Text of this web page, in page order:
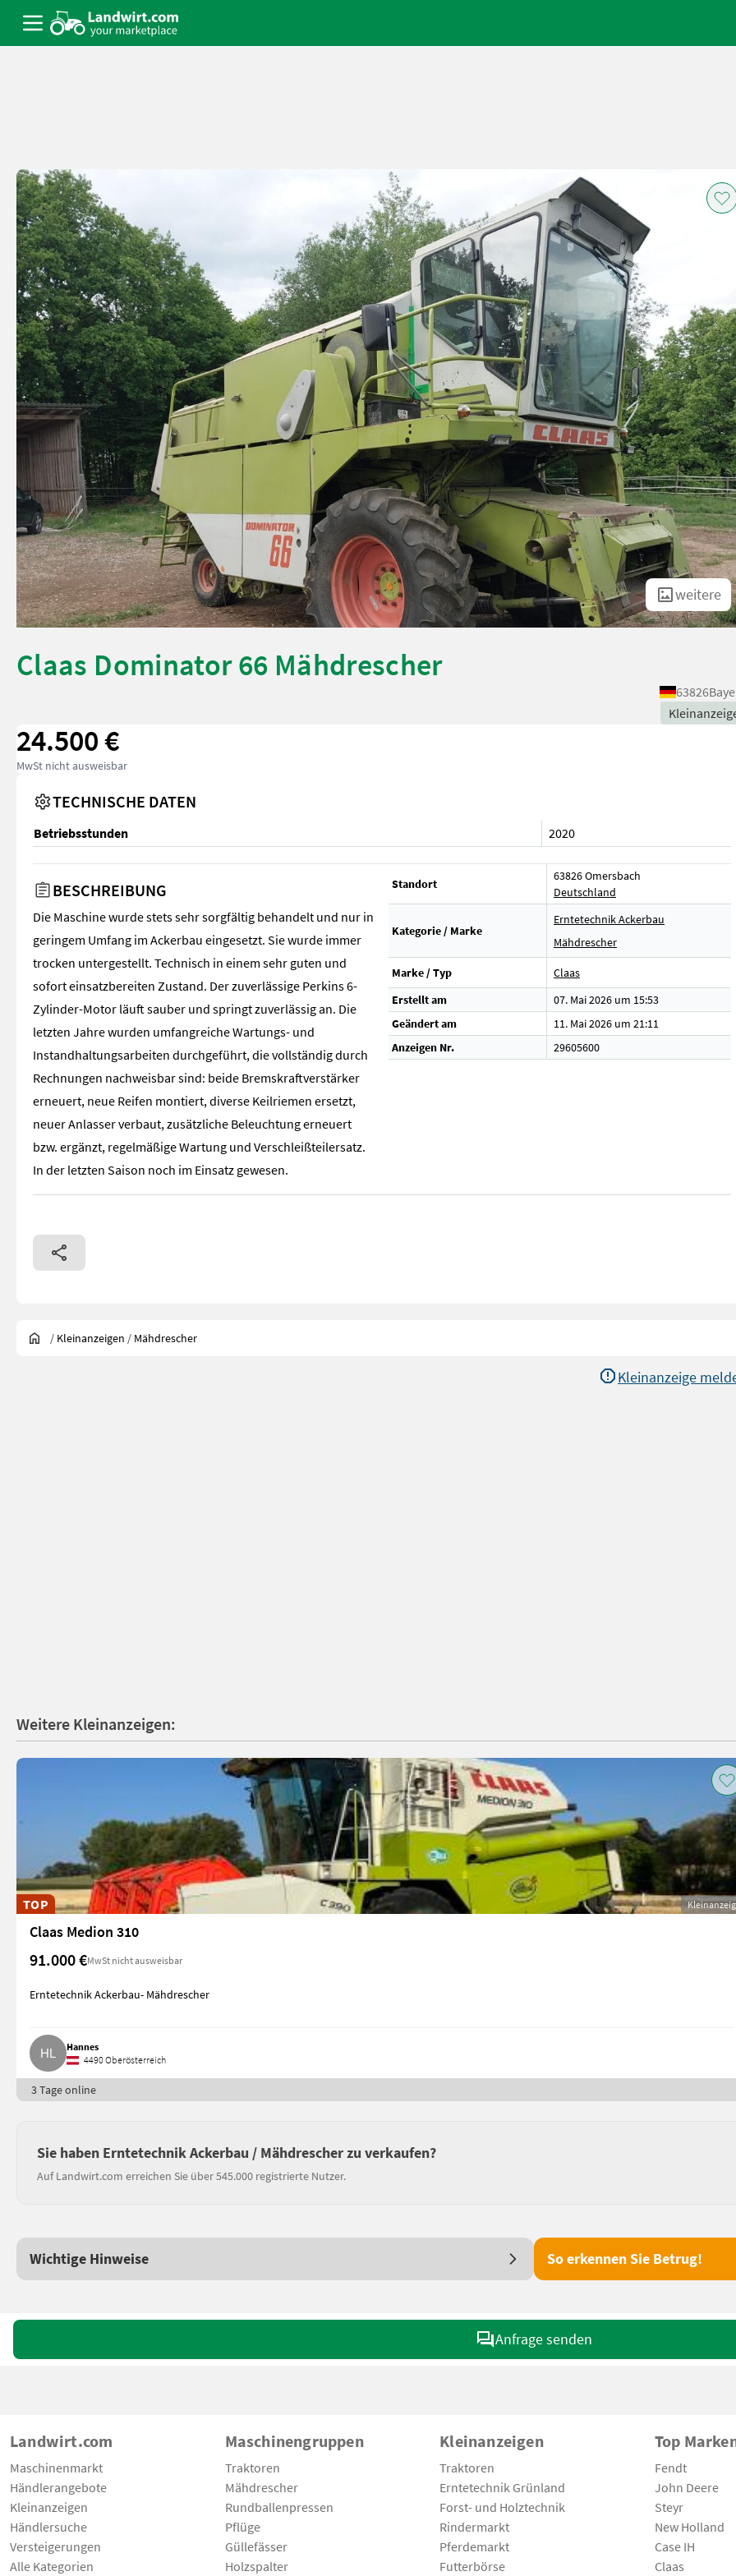
weitere
Claas Dominator 66 Mähdrescher
63826
24.500 €
MwSt nicht ausweisbar
TECHNISCHE DATEN
Betriebsstunden 2020
BESCHREIBUNG
Die Maschine wurde stets sehr sorgfältig behandelt und nur in
geringem Umfang im Ackerbau eingesetzt. Sie wurde immer
trocken untergestellt. Technisch in einem sehr guten und
sofort einsatzbereiten Zustand. Der zuverlässige Perkins 6-
Zylinder-Motor läuft sauber und springt zuverlässig an. Die
letzten Jahre wurden umfangreiche Wartungs- und
Instandhaltungsarbeiten durchgeführt, die vollständig durch
Rechnungen nachweisbar sind: beide Bremskraftverstärker
erneuert, neue Reifen montiert, diverse Keilriemen ersetzt,
neuer Anlasser verbaut, zusätzliche Beleuchtung erneuert
bzw. ergänzt, regelmäßige Wartung und Verschleißteilersatz.
In der letzten Saison noch im Einsatz gewesen.
Standort
63826 Omersbach
Deutschland
Kategorie / Marke
Erntetechnik Ackerbau
Mähdrescher
Marke / Typ
Claas
Erstellt am
07. Mai 2026 um 15:53
Geändert am
11. Mai 2026 um 21:11
Anzeigen Nr.
29605600
/ Kleinanzeigen / Mähdrescher
Kleinanzeige
Weitere Kleinanzeigen:
TOP
Claas Medion 310
91.000 €MwSt nicht ausweisbar
Erntetechnik Ackerbau- Mähdrescher
Hannes
4490 Oberösterreich
3 Tage online
Sie haben Erntetechnik Ackerbau / Mähdrescher zu verkaufen?
Auf Landwirt.com erreichen Sie über 545.000 registrierte Nutzer.
Wichtige Hinweise So erkennen Sie Betrug!
Anfrage senden
Landwirt.com
Maschinenmarkt
Händlerangebote
Kleinanzeigen
Händlersuche
Versteigerungen
Alle Kategorien
Maschinengruppen
Traktoren
Mähdrescher
Rundballenpressen
Pflüge
Güllefässer
Holzspalter
Kleinanzeigen
Traktoren
Erntetechnik Grünland
Forst- und Holztechnik
Rindermarkt
Pferdemarkt
Futterbörse
Top
Fendt
John Deere
Steyr
New Holland
Case IH
Claas